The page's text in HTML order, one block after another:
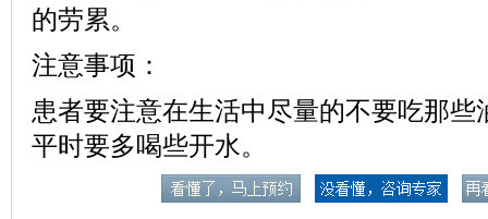
的劳累。
注意事项：
患者要注意在生活中尽量的不要吃那些
平时要多喝些开水。